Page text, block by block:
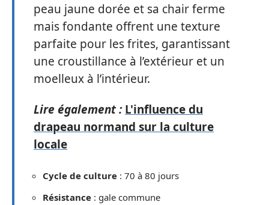
peau jaune dorée et sa chair ferme
mais fondante offrent une texture
parfaite pour les frites, garantissant
une croustillance à l’extérieur et un
moelleux à l’intérieur.
Lire également : L'influence du
drapeau normand sur la culture
locale
Cycle de culture : 70 à 80 jours
Résistance : gale commune